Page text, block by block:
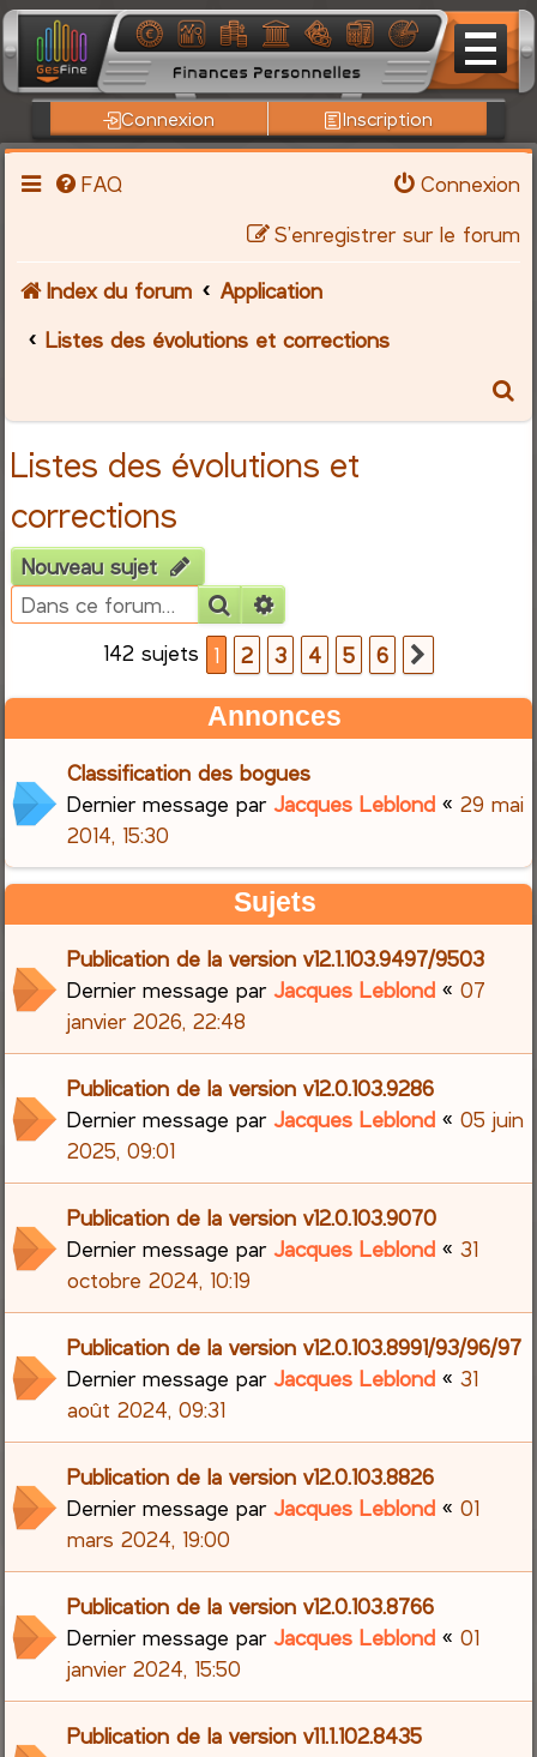
Connexion Inscription
FAQ
Connexion
S’enregistrer sur le forum
Index du forum
Application
Listes des évolutions et corrections
h
Listes des évolutions et
corrections
Nouveau sujet
Rechercher
142 sujets
1 2 3 4 5 6
Annonces
Classification des bogues
Dernier message parJacques Leblond «29 mai
2014, 15:30
Sujets
Publication de la version v12.1.103.9497/9503
Dernier message parJacques Leblond «07
janvier 2026, 22:48
Publication de la version v12.0.103.9286
Dernier message parJacques Leblond «05 juin
2025, 09:01
Publication de la version v12.0.103.9070
Dernier message parJacques Leblond «31
octobre 2024, 10:19
Publication de la version v12.0.103.8991/93/96/97
Dernier message parJacques Leblond «31
août 2024, 09:31
Publication de la version v12.0.103.8826
Dernier message parJacques Leblond «01
mars 2024, 19:00
Publication de la version v12.0.103.8766
Dernier message parJacques Leblond «01
janvier 2024, 15:50
Publication de la version v11.1.102.8435